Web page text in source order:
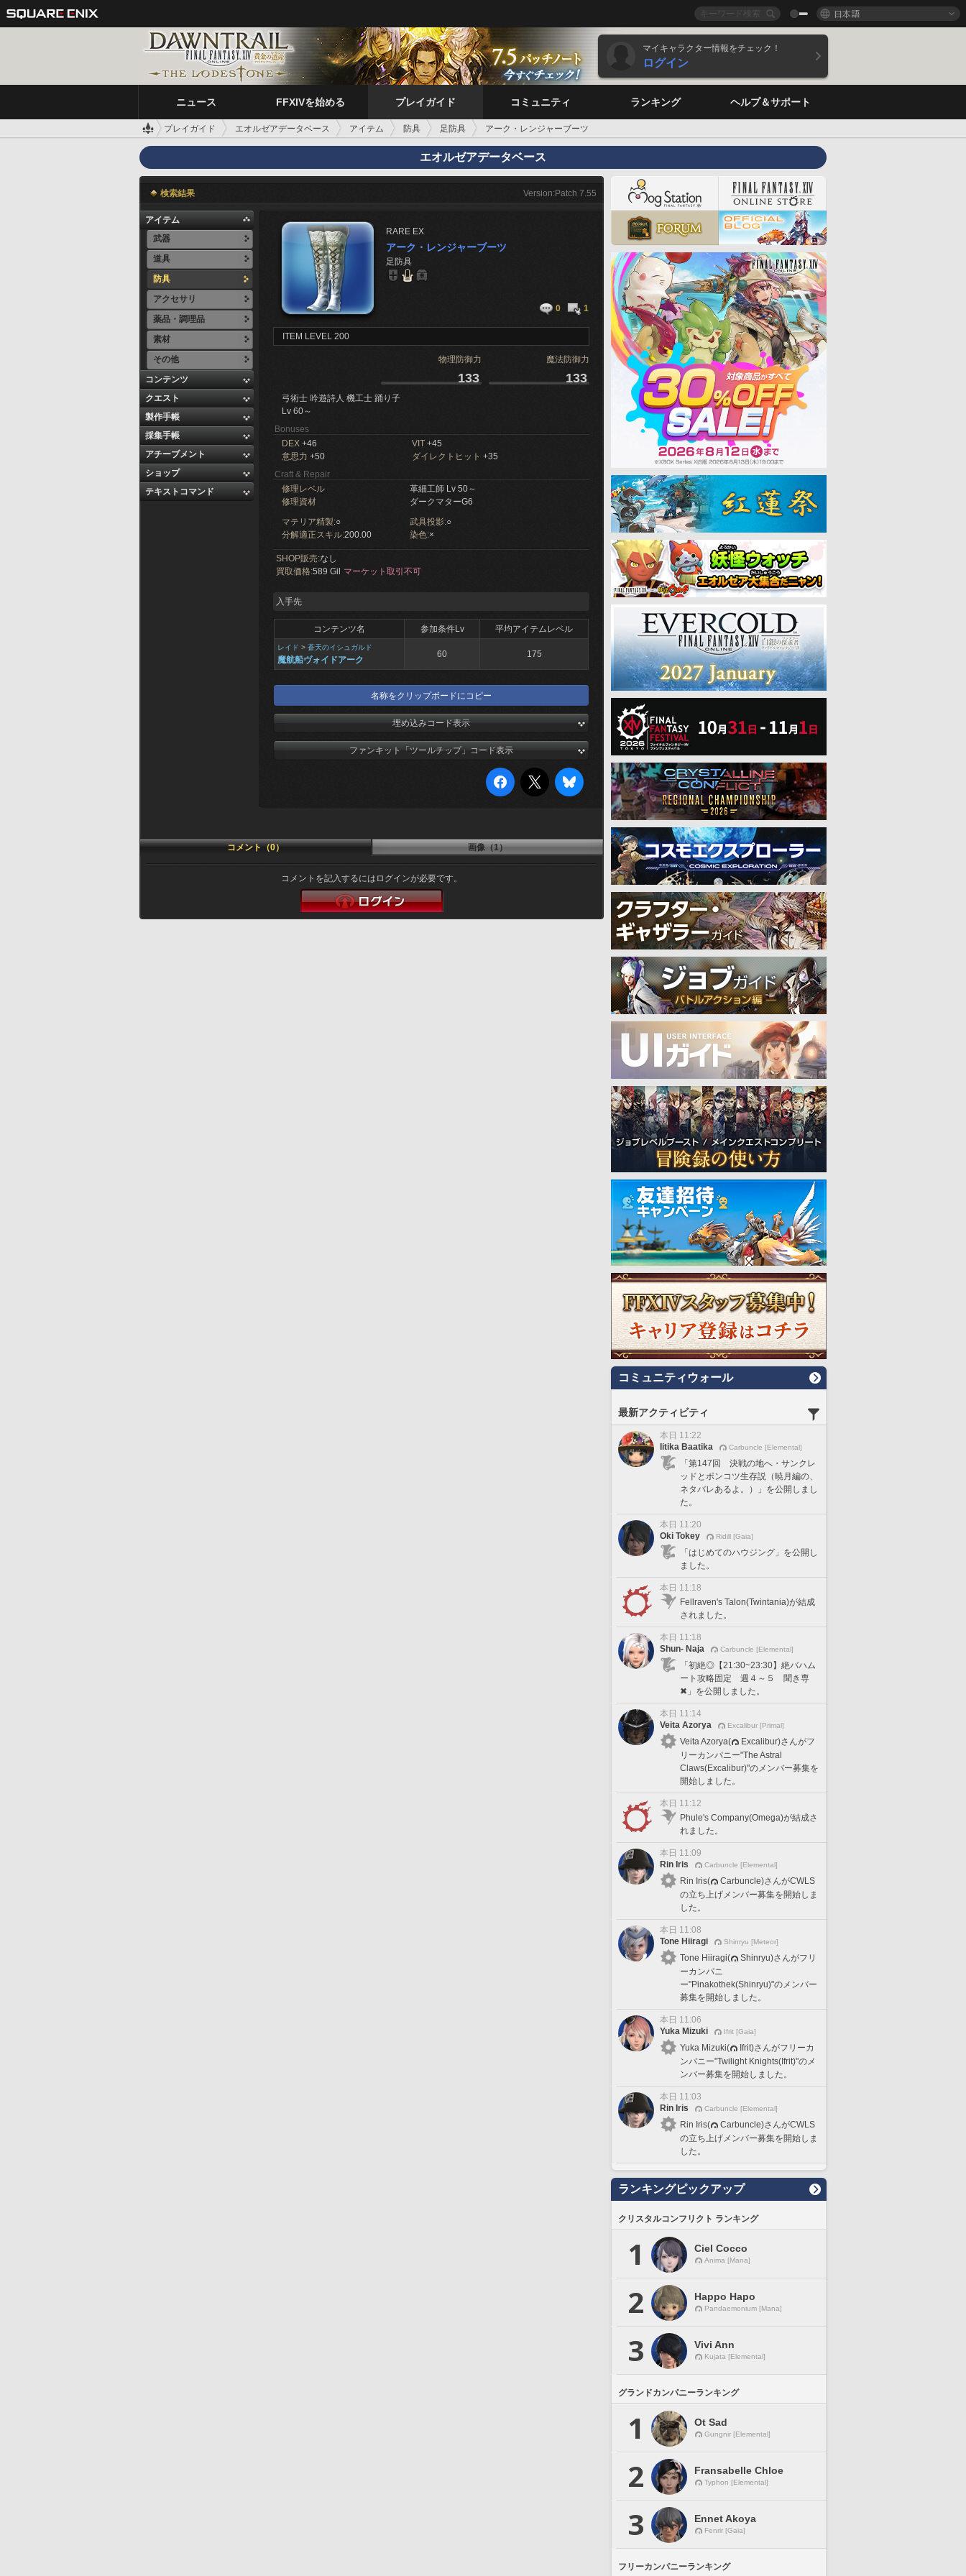
日本語
マイキャラクター情報をチェック！
ログイン
ニュース FFXIVを始める プレイガイド コミュニティ ランキング ヘルプ＆サポート
プレイガイド エオルゼアデータベース アイテム 防具 足防具 アーク・レンジャーブーツ
エオルゼアデータベース
検索結果 Version:Patch 7.55
アイテム
武器
道具
防具
アクセサリ
薬品・調理品
素材
その他
コンテンツ
クエスト
製作手帳
採集手帳
アチーブメント
ショップ
テキストコマンド
RARE EX
アーク・レンジャーブーツ
足防具
0 1
ITEM LEVEL 200
物理防御力 魔法防御力
133 133
弓術士 吟遊詩人 機工士 踊り子
Lv 60～
Bonuses
DEX +46 VIT +45
意思力 +50 ダイレクトヒット +35
Craft & Repair
修理レベル
革細工師 Lv 50～
修理資材
ダークマターG6
マテリア精製:○ 武具投影:○
分解適正スキル:200.00 染色:×
SHOP販売:なし
買取価格:589 Gil マーケット取引不可
入手先
コンテンツ名 参加条件Lv 平均アイテムレベル
レイド > 蒼天のイシュガルド
魔航船ヴォイドアーク
60 175
名称をクリップボードにコピー
埋め込みコード表示
ファンキット「ツールチップ」コード表示
コメント（0） 画像（1）
コメントを記入するにはログインが必要です。
コミュニティウォール
最新アクティビティ
本日 11:22
Iitika Baatika
Carbuncle [Elemental]
「第147回 決戦の地へ・サンクレ
ッドとポンコツ生存説（暁月編の、
ネタバレあるよ。）」を公開しまし
た。
本日 11:20
Oki Tokey
Ridill [Gaia]
「はじめてのハウジング」を公開し
ました。
本日 11:18
Fellraven's Talon(Twintania)が結成
されました。
本日 11:18
Shun- Naja
Carbuncle [Elemental]
「初絶◎【21:30~23:30】絶バハム
ート攻略固定 週４～５ 聞き専
✖」を公開しました。
本日 11:14
Veita Azorya
Excalibur [Primal]
Veita Azorya(
Excalibur)さんがフ
リーカンパニー"The Astral
Claws(Excalibur)"のメンバー募集を
開始しました。
本日 11:12
Phule's Company(Omega)が結成さ
れました。
本日 11:09
Rin Iris
Carbuncle [Elemental]
Rin Iris(
Carbuncle)さんがCWLS
の立ち上げメンバー募集を開始しま
した。
本日 11:08
Tone Hiiragi
Shinryu [Meteor]
Tone Hiiragi(
Shinryu)さんがフリ
ーカンパニ
ー"Pinakothek(Shinryu)"のメンバー
募集を開始しました。
本日 11:06
Yuka Mizuki
Ifrit [Gaia]
Yuka Mizuki(
Ifrit)さんがフリーカ
ンパニー"Twilight Knights(Ifrit)"のメ
ンバー募集を開始しました。
本日 11:03
Rin Iris
Carbuncle [Elemental]
Rin Iris(
Carbuncle)さんがCWLS
の立ち上げメンバー募集を開始しま
した。
ランキングピックアップ
クリスタルコンフリクト ランキング
1 Ciel Cocco
Anima [Mana]
2 Happo Hapo
Pandaemonium [Mana]
3 Vivi Ann
Kujata [Elemental]
グランドカンパニーランキング
1 Ot Sad
Gungnir [Elemental]
2 Fransabelle Chloe
Typhon [Elemental]
3 Ennet Akoya
Fenrir [Gaia]
フリーカンパニーランキング